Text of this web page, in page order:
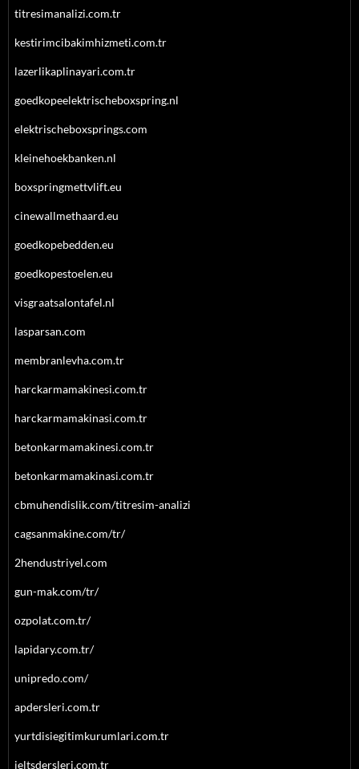
titresimanalizi.com.tr
kestirimcibakimhizmeti.com.tr
lazerlikaplinayari.com.tr
goedkopeelektrischeboxspring.nl
elektrischeboxsprings.com
kleinehoekbanken.nl
boxspringmettvlift.eu
cinewallmethaard.eu
goedkopebedden.eu
goedkopestoelen.eu
visgraatsalontafel.nl
lasparsan.com
membranlevha.com.tr
harckarmamakinesi.com.tr
harckarmamakinasi.com.tr
betonkarmamakinesi.com.tr
betonkarmamakinasi.com.tr
cbmuhendislik.com/titresim-analizi
cagsanmakine.com/tr/
2hendustriyel.com
gun-mak.com/tr/
ozpolat.com.tr/
lapidary.com.tr/
unipredo.com/
apdersleri.com.tr
yurtdisiegitimkurumlari.com.tr
ieltsdersleri.com.tr